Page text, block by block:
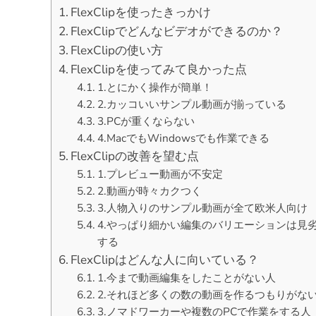
FlexClipを使ったきっかけ
FlexClipでどんなビデオができるのか？
FlexClipの使い方
FlexClipを使ってみて良かった点
1.とにかく操作が簡単！
2.カッコいいサンプル動画が揃っている
3.PCが重くならない
4.MacでもWindowsでも作業できる
FlexClipの改善を望む点
1.プレビュー動画が不安定
2.動画が時々カクつく
3.人物入りのサンプル動画が全て欧米人向け
4.やっぱり細かい編集のバリエーションは見
する
FlexClipはどんな人に向いている？
1.今まで動画編集をしたことがない人
2.それほど多くの数の動画を作るつもりがな
3.ノマドワーカーや複数のPCで作業をする人